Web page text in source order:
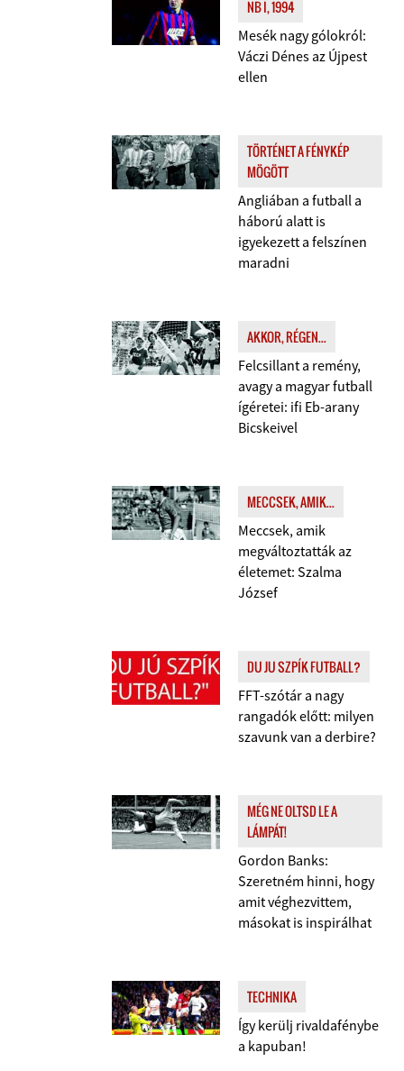
NB I, 1994
Mesék nagy gólokról:
Váczi Dénes az Újpest
ellen
TÖRTÉNET A FÉNYKÉP
MÖGÖTT
Angliában a futball a
háború alatt is
igyekezett a felszínen
maradni
AKKOR, RÉGEN...
Felcsillant a remény,
avagy a magyar futball
ígéretei: ifi Eb-arany
Bicskeivel
MECCSEK, AMIK...
Meccsek, amik
megváltoztatták az
életemet: Szalma
József
DU JU SZPÍK FUTBALL?
FFT-szótár a nagy
rangadók előtt: milyen
szavunk van a derbire?
MÉG NE OLTSD LE A
LÁMPÁT!
Gordon Banks:
Szeretném hinni, hogy
amit véghezvittem,
másokat is inspirálhat
TECHNIKA
Így kerülj rivaldafénybe
a kapuban!